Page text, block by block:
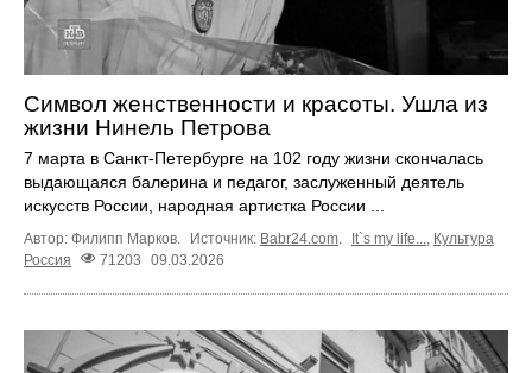
Символ женственности и красоты. Ушла из
жизни Нинель Петрова
7 марта в Санкт-Петербурге на 102 году жизни скончалась
выдающаяся балерина и педагог, заслуженный деятель
искусств России, народная артистка России ...
Автор: Филипп Марков. Источник: Babr24.com. It`s my life..., Культура
Россия
71203 09.03.2026